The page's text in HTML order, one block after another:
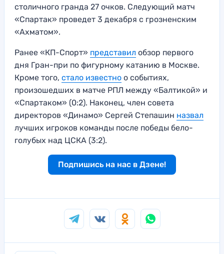
столичного гранда 27 очков. Следующий матч
«Спартак» проведет 3 декабря с грозненским
«Ахматом».
Ранее «КП-Спорт» представил обзор первого
дня Гран-при по фигурному катанию в Москве.
Кроме того, стало известно о событиях,
произошедших в матче РПЛ между «Балтикой» и
«Спартаком» (0:2). Наконец, член совета
директоров «Динамо» Сергей Степашин назвал
лучших игроков команды после победы бело-
голубых над ЦСКА (3:2).
Подпишись на нас в Дзене!